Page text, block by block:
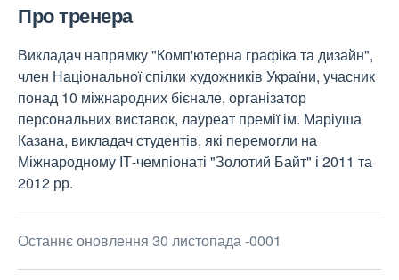
Про тренера
Викладач напрямку "Комп'ютерна графіка та дизайн",
член Національної спілки художників України, учасник
понад 10 міжнародних бієнале, організатор
персональних виставок, лауреат премії ім. Маріуша
Казана, викладач студентів, які перемогли на
Міжнародному ІТ-чемпіонаті "Золотий Байт" і 2011 та
2012 рр.
Останнє оновлення 30 листопада -0001